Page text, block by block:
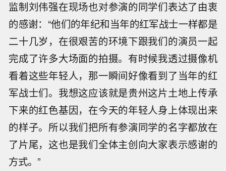
监制刘伟强在现场也对参演的同学们表达了由衷
的感谢：“他们的年纪和当年的红军战士一样都是
二十几岁，在很艰苦的环境下跟我们的演员一起
完成了许多大场面的拍摄。有时候我透过摄像机
看着这些年轻人，那一瞬间好像看到了当年的红
军战士们。我想这应该就是贵州这片土地上传承
下来的红色基因，在今天的年轻人身上体现出来
的样子。所以我们把所有参演同学的名字都放在
了片尾，这也是我们全体主创向大家表示感谢的
方式。”